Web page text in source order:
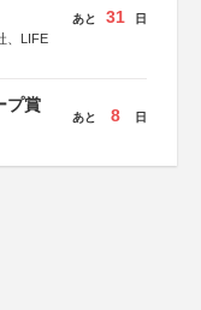
、LIFE
あと 31 日
プ賞
あと 8 日